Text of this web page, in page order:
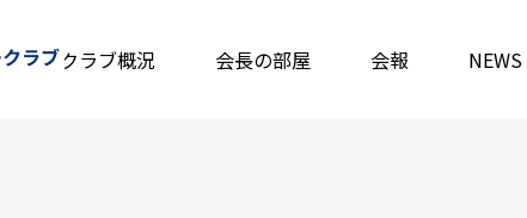
クラブ概況 会長の部屋 会報 NEWS
関連団体リンク